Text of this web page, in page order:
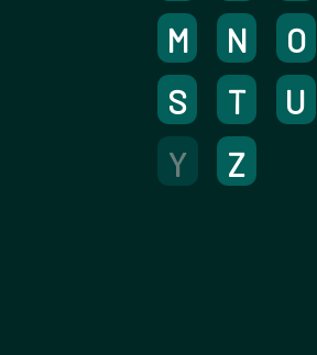
M
N O
S
T U
Y
Z